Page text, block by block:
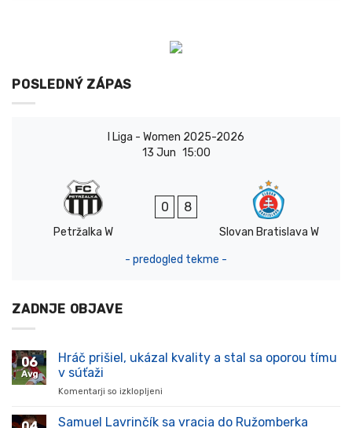
POSLEDNÝ ZÁPAS
I Liga - Women 2025-2026
13 Jun 15:00
Petržalka W
0 8
Slovan Bratislava W
- predogled tekme -
ZADNJE OBJAVE
06
Avg
Hráč prišiel, ukázal kvality a stal sa oporou tímu
v súťaži
Komentarji so izklopljeni
prišiel,
Samuel Lavrinčík sa vracia do Ružomberka